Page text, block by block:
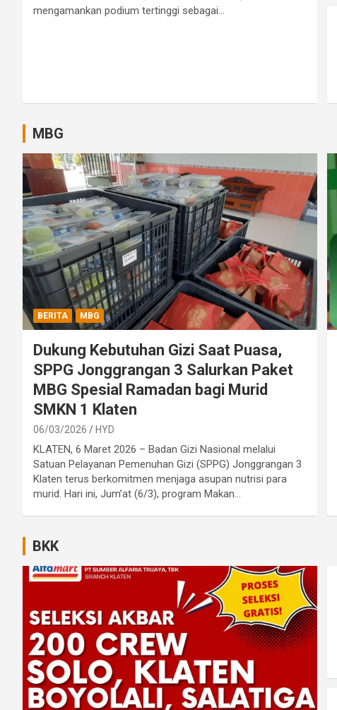
mengamankan podium tertinggi sebagai…
MBG
BERITA MBG
Dukung Kebutuhan Gizi Saat Puasa,
SPPG Jonggrangan 3 Salurkan Paket
MBG Spesial Ramadan bagi Murid
SMKN 1 Klaten
06/03/2026 HYD
KLATEN, 6 Maret 2026 – Badan Gizi Nasional melalui
Satuan Pelayanan Pemenuhan Gizi (SPPG) Jonggrangan 3
Klaten terus berkomitmen menjaga asupan nutrisi para
murid. Hari ini, Jum’at (6/3), program Makan…
BKK